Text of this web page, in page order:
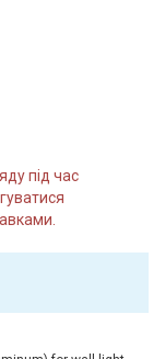
під час